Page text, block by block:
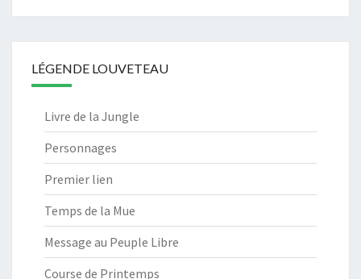
LÉGENDE LOUVETEAU
Livre de la Jungle
Personnages
Premier lien
Temps de la Mue
Message au Peuple Libre
Course de Printemps